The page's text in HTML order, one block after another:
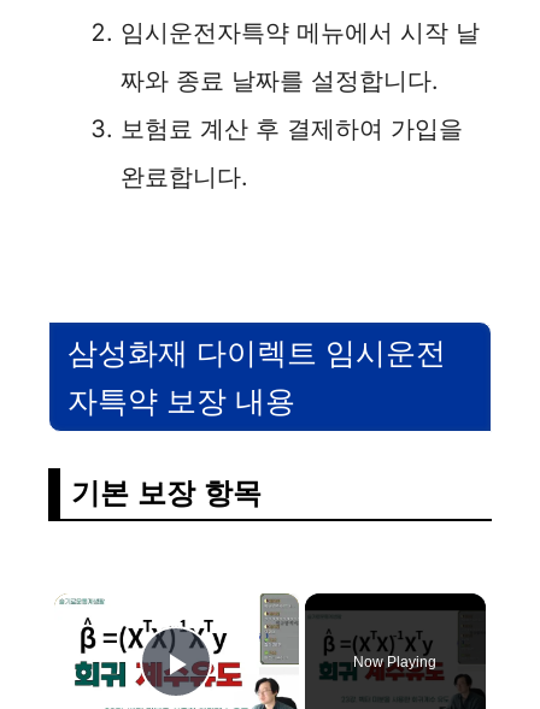
임시운전자특약 메뉴에서 시작 날
짜와 종료 날짜를 설정합니다.
보험료 계산 후 결제하여 가입을
완료합니다.
삼성화재 다이렉트 임시운전
자특약 보장 내용
기본 보장 항목
×
Play Video
Now Playing